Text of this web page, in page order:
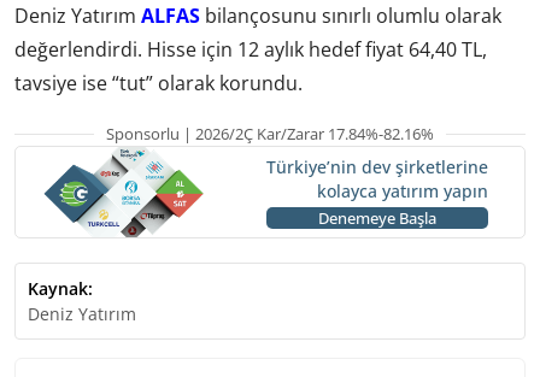
Deniz Yatırım ALFAS bilançosunu sınırlı olumlu olarak
değerlendirdi. Hisse için 12 aylık hedef fiyat 64,40 TL,
tavsiye ise “tut” olarak korundu.
Sponsorlu | 2026/2Ç Kar/Zarar 17.84%-82.16%
Türkiye’nin dev şirketlerine
kolayca yatırım yapın
Denemeye Başla
Kaynak:
Deniz Yatırım